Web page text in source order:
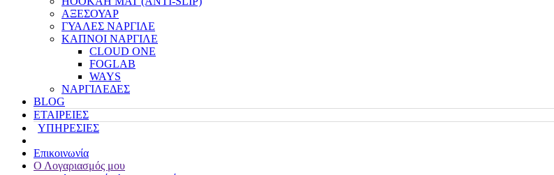
ΑΞΕΣΟΥΑΡ
ΓΥΑΛΕΣ ΝΑΡΓΙΛΕ
ΚΑΠΝΟΙ ΝΑΡΓΙΛΕ
CLOUD ONE
FOGLAB
WAYS
ΝΑΡΓΙΛΕΔΕΣ
BLOG
ΕΤΑΙΡΕΙΕΣ
ΥΠΗΡΕΣΙΕΣ
Επικοινωνία
Ο Λογαριασμός μου